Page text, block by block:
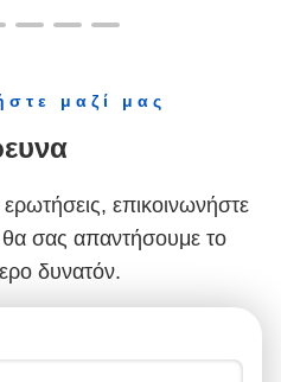
μαζί μας
επικοινωνήστε
σας απαντήσουμε το
δυνατόν.